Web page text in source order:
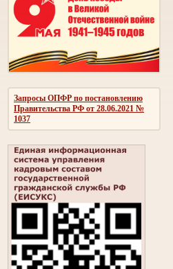
Запросы ОПФР по постановлению
Правительства РФ от 28.06.2021 №
1037